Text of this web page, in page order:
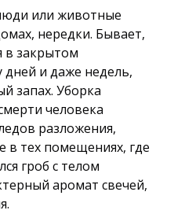
работы зависит
и от времени
заказа (можно
протереть на
затрата
не большая,
на оплату
В
услуги входят и
которые
при уборке
Химия, то Pro-
Dr. Schnell, если
то Vileda. В случае
сократить и
расходы, мы
для вас
аналоги.
или животные
нередки. Бывает,
в закрытом
и даже недель,
запах. Уборка
человека
разложения,
в тех помещениях, где
гроб с телом
аромат свечей,